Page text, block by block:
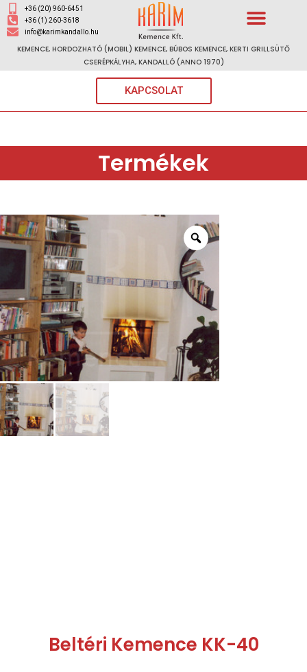
+36 (20) 960-6451
+36 (1) 260-3618
info@karimkandallo.hu
KEMENCE, HORDOZHATÓ (MOBIL) KEMENCE, BÚBOS KEMENCE, KERTI GRILLSÜTŐ
CSERÉPKÁLYHA, KANDALLÓ (ANNO 1970)
KAPCSOLAT
Termékek
Beltéri Kemence KK-40